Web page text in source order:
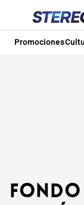
Promociones
Fondo